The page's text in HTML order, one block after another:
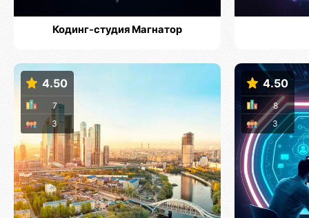
Кодинг-студия Магнатор
4.50
3
7
4.50
3
8